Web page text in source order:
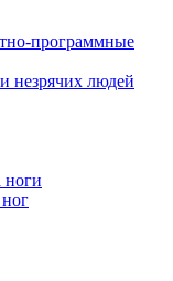
программные
незрячих людей
ноги